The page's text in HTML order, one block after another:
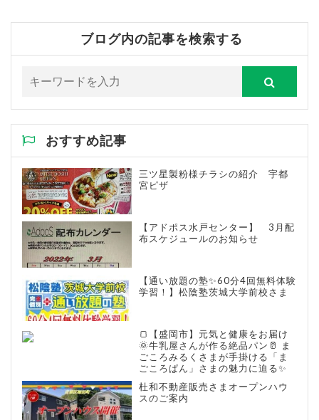
ブログ内の記事を検索する
おすすめ記事
三ツ星製粉様チラシの紹介 宇都
宮ピザ
【アドポス水戸センター】 3月配
布スケジュールのお知らせ
【通い放題の塾✨60分4回無料体験
学習！】松陰塾茨城大学前校さま
🍞【盛岡市】元気と健康をお届け
🌞牛乳屋さんが作る絶品パン🥛 ま
ごころみるくさまが手掛ける「ま
ごころぱん」さまの魅力に迫る✨
杜和不動産販売さまオープンハウ
スのご案内